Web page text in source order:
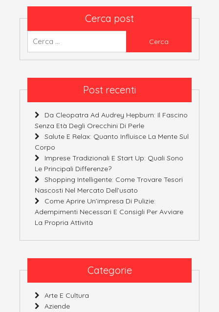
Cerca post
Post recenti
Da Cleopatra Ad Audrey Hepburn: Il Fascino
Senza Età Degli Orecchini Di Perle
Salute E Relax: Quanto Influisce La Mente Sul
Corpo
Imprese Tradizionali E Start Up: Quali Sono
Le Principali Differenze?
Shopping Intelligente: Come Trovare Tesori
Nascosti Nel Mercato Dell’usato
Come Aprire Un’impresa Di Pulizie:
Adempimenti Necessari E Consigli Per Avviare
La Propria Attività
Categorie
Arte E Cultura
Aziende